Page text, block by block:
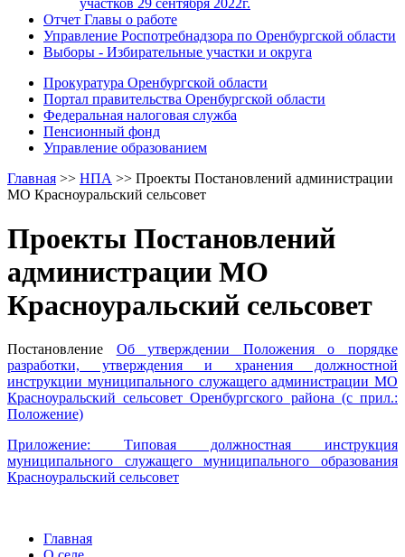
Отчет Главы о работе
Управление Роспотребнадзора по Оренбургской области
Выборы - Избирательные участки и округа
Прокуратура Оренбургской области
Портал правительства Оренбургской области
Федеральная налоговая служба
Пенсионный фонд
Управление образованием
Главная >> НПА >> Проекты Постановлений администрации
МО Красноуральский сельсовет
Проекты Постановлений
администрации МО
Красноуральский сельсовет
Постановление Об утверждении Положения о порядке
разработки, утверждения и хранения должностной
инструкции муниципального служащего администрации МО
Красноуральский сельсовет Оренбургского района (с прил.:
Положение)
Приложение: Типовая должностная инструкция
муниципального служащего муниципального образования
Красноуральский сельсовет
Главная